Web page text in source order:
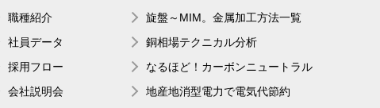
職種紹介
社員データ
採用フロー
会社説明会
旋盤～MIM。金属加工方法一覧
銅相場テクニカル分析
なるほど！カーボンニュートラル
地産地消型電力で電気代節約